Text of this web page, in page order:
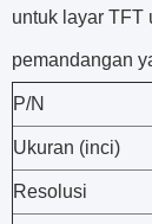
untuk layar TFT
pemandangan
P/N
Ukuran (inci)
Resolusi